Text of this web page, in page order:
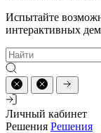
Испытайте
интерактивных
Личный кабинет
Решения Решения